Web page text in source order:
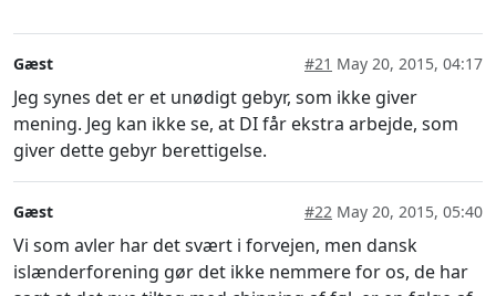
Gæst #21 May 20, 2015, 04:17
Jeg synes det er et unødigt gebyr, som ikke giver
mening. Jeg kan ikke se, at DI får ekstra arbejde, som
giver dette gebyr berettigelse.
Gæst #22 May 20, 2015, 05:40
Vi som avler har det svært i forvejen, men dansk
islænderforening gør det ikke nemmere for os, de har